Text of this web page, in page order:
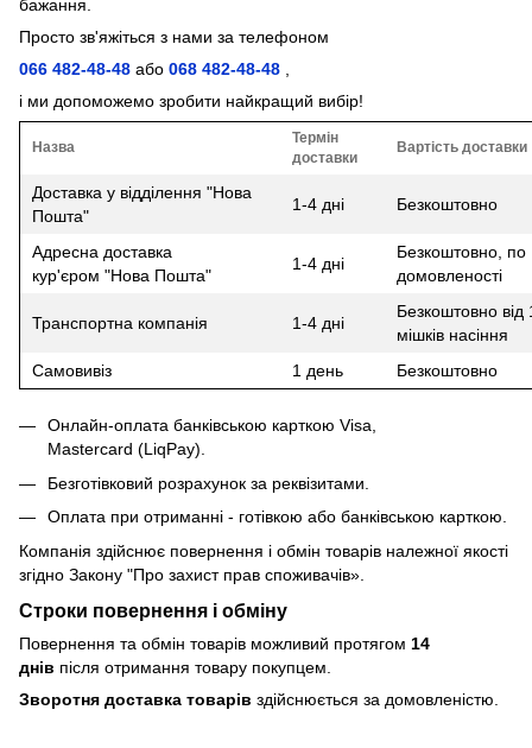
бажання.
Просто зв'яжіться з нами за телефоном
066 482-48-48 або 068 482-48-48 ,
і ми допоможемо зробити найкращий вибір!
Назва
Термін
доставки
Вартість доставки
Доставка у відділення "Нова
Пошта"
1-4 дні Безкоштовно
Адресна доставка
кур'єром "Нова Пошта"
1-4 дні
Безкоштовно, по
домовленості
Транспортна компанія 1-4 дні
Безкоштовно від
мішків насіння
Самовивіз
1 день Безкоштовно
Онлайн-оплата банківською карткою Visa,
Mastercard (LiqPay).
Безготівковий розрахунок за реквізитами.
Оплата при отриманні - готівкою або банківською карткою.
Компанія здійснює повернення і обмін товарів належної якості
згідно Закону "Про захист прав споживачів»
Строки повернення і обміну
Повернення та обмін товарів можливий протягом 14
днів після отримання товару покупцем.
Зворотня доставка товарів здійснюється за домовленістю.